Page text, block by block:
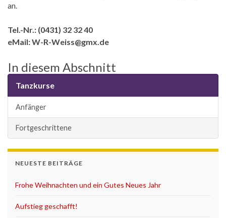
an.
Tel.-Nr.: (0431) 32 32 40
eMail: W-R-Weiss@gmx.de
In diesem Abschnitt
Tanzkurse
Anfänger
Fortgeschrittene
NEUESTE BEITRÄGE
Frohe Weihnachten und ein Gutes Neues Jahr
Aufstieg geschafft!